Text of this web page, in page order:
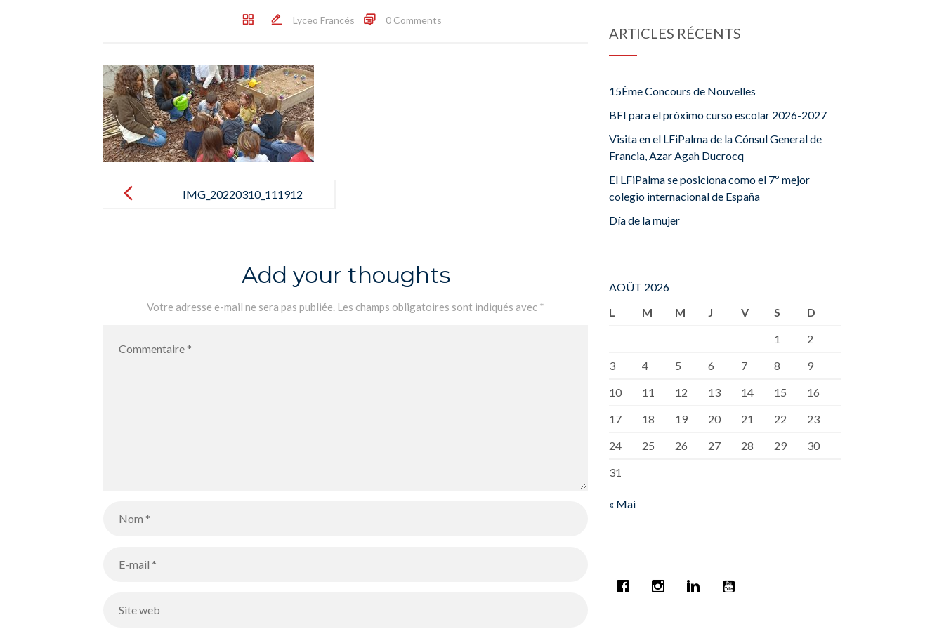
Lyceo Francés 0 Comments
navigation
IMG_20220310_111912
Add your thoughts
Votre adresse e-mail ne sera pas publiée. Les champs obligatoires sont indiqués avec *
ARTICLES RÉCENTS
15Ème Concours de Nouvelles
BFI para el próximo curso escolar 2026-2027
Visita en el LFiPalma de la Cónsul General de
Francia, Azar Agah Ducrocq
El LFiPalma se posiciona como el 7º mejor
colegio internacional de España
Día de la mujer
AOÛT 2026
L
M M J V S
D
1
2
3
4 5 6 7 8
9
10
11 12 13 14 15
16
17
18 19 20 21 22
23
24
25 26 27 28 29
30
31
« Mai